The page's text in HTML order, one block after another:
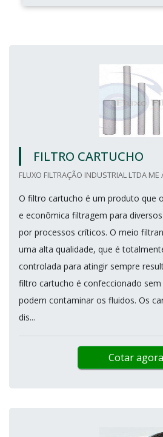
FILTRO CARTUCHO
FLUXO FILTRAÇÃO INDUSTRIAL LTDA
O filtro cartucho é um produto que
e econômica filtragem para
por processos críticos. O meio
uma alta qualidade, que é
controlada para atingir sempre
filtro cartucho é confeccionado
podem contaminar os fluidos. Os
dis...
Cotar agora